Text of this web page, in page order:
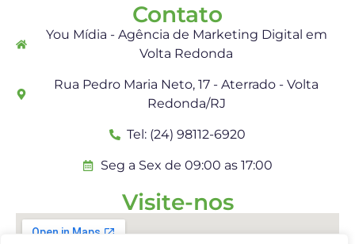
Contato
You Mídia - Agência de Marketing Digital em
Volta Redonda
Rua Pedro Maria Neto, 17 - Aterrado - Volta
Redonda/RJ
Tel: (24) 98112-6920
Seg a Sex de 09:00 as 17:00
Visite-nos